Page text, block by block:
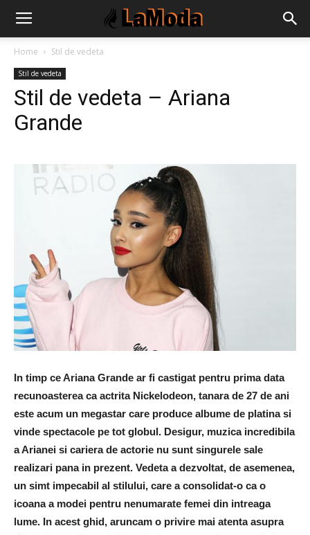
Home Stil de vedeta
Stil de vedeta
Stil de vedeta – Ariana
Grande
In timp ce Ariana Grande ar fi castigat pentru prima data
recunoasterea ca actrita Nickelodeon, tanara de 27 de ani
este acum un megastar care produce albume de platina si
vinde spectacole pe tot globul. Desigur, muzica incredibila
a Arianei si cariera de actorie nu sunt singurele sale
realizari pana in prezent. Vedeta a dezvoltat, de asemenea,
un simt impecabil al stilului, care a consolidat-o ca o
icoana a modei pentru nenumarate femei din intreaga
lume. In acest ghid, aruncam o privire mai atenta asupra